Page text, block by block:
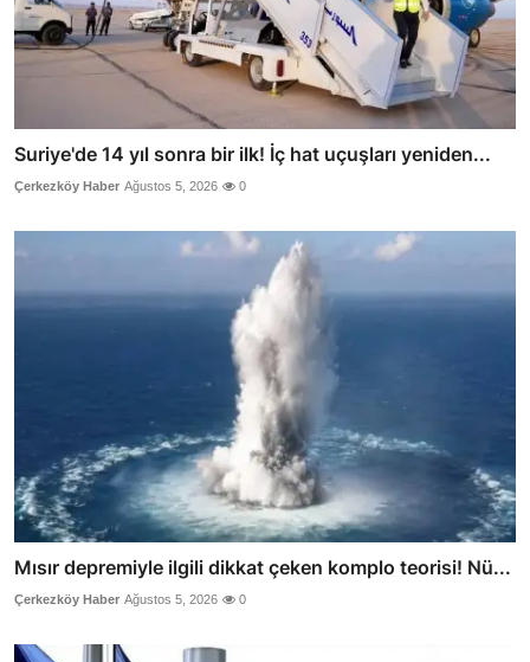
Suriye'de 14 yıl sonra bir ilk! İç hat uçuşları yeniden...
Çerkezköy Haber Ağustos 5, 2026 0
Mısır depremiyle ilgili dikkat çeken komplo teorisi! Nü...
Çerkezköy Haber Ağustos 5, 2026 0